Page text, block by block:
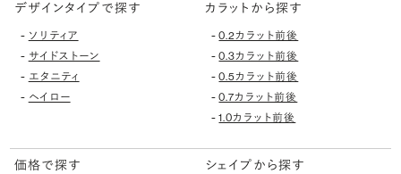
デザインタイプで探す
- ソリティア
- サイドストーン
- エタニティ
- ヘイロー
カラットから探す
-0.2カラット前後
-0.3カラット前後
-0.5カラット前後
-0.7カラット前後
-1.0カラット前後
価格で探す
シェイプから探す